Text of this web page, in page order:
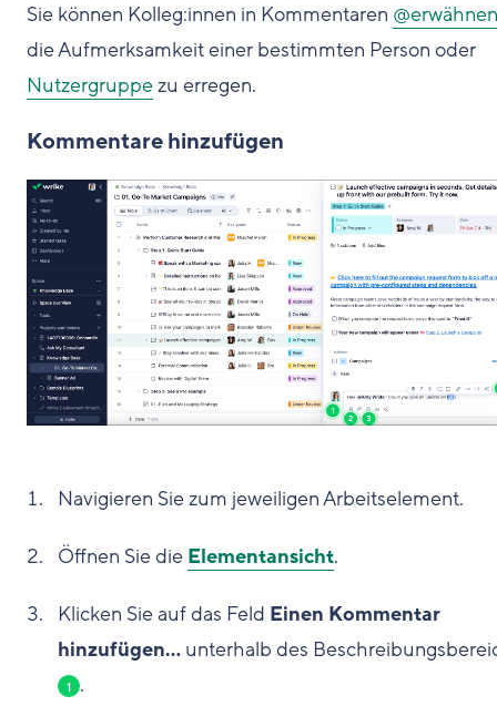
Sie können Kolleg:innen in Kommentaren @erwähnen
die Aufmerksamkeit einer bestimmten Person oder
Nutzergruppezu erregen.
Kommentare hinzufügen
Navigieren Sie zum jeweiligen Arbeitselement.
Öffnen Sie die Elementansicht.
Klicken Sie auf das Feld Einen Kommentar
hinzufügen... unterhalb des
1 .